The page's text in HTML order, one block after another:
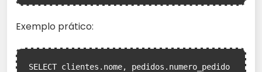
Exemplo prático:
SELECT clientes.nome, pedidos.numero_pedido